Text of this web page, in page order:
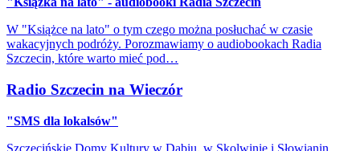
W "Książce na lato" o tym czego można posłuchać w czasie
wakacyjnych podróży. Porozmawiamy o audiobookach Radia
Szczecin, które warto mieć pod…
Radio Szczecin na Wieczór
"SMS dla lokalsów"
Szczecińskie Domy Kultury w Dąbiu, w Skolwinie i Słowianin